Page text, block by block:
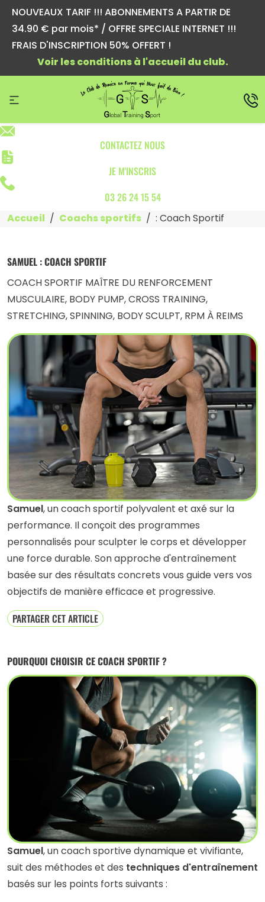
NOUVEAUX TARIF !!! ABONNEMENTS A PARTIR DE
34.90 € par mois* / OFFRE SPECIALE INTERNET !!!
FRAIS D'INSCRIPTION 50% OFFERT !
Voir les conditions à l'accueil du club.
CONTACTEZ NOUS
JE M'INSCRIS
03 26 24 15 54
Accueil Coachs sportifs : Coach Sportif
SAMUEL : COACH SPORTIF
COACH SPORTIF MAÎTRE DU RENFORCEMENT
MUSCULAIRE, BODY PUMP, CROSS TRAINING,
STRETCHING, SPINNING, BODY SCULPT, RPM À REIMS
Samuel, un coach sportif polyvalent et axé sur la
performance. Il conçoit des programmes
personnalisés pour sculpter le corps et développer
une force durable. Son approche d'entraînement
basée sur des résultats concrets vous guide vers vos
objectifs de manière efficace et progressive.
PARTAGER CET ARTICLE
POURQUOI CHOISIR CE COACH SPORTIF ?
Samuel, un coach sportive dynamique et vivifiante,
suit des méthodes et des techniques d'entraînement
basés sur les points forts suivants :